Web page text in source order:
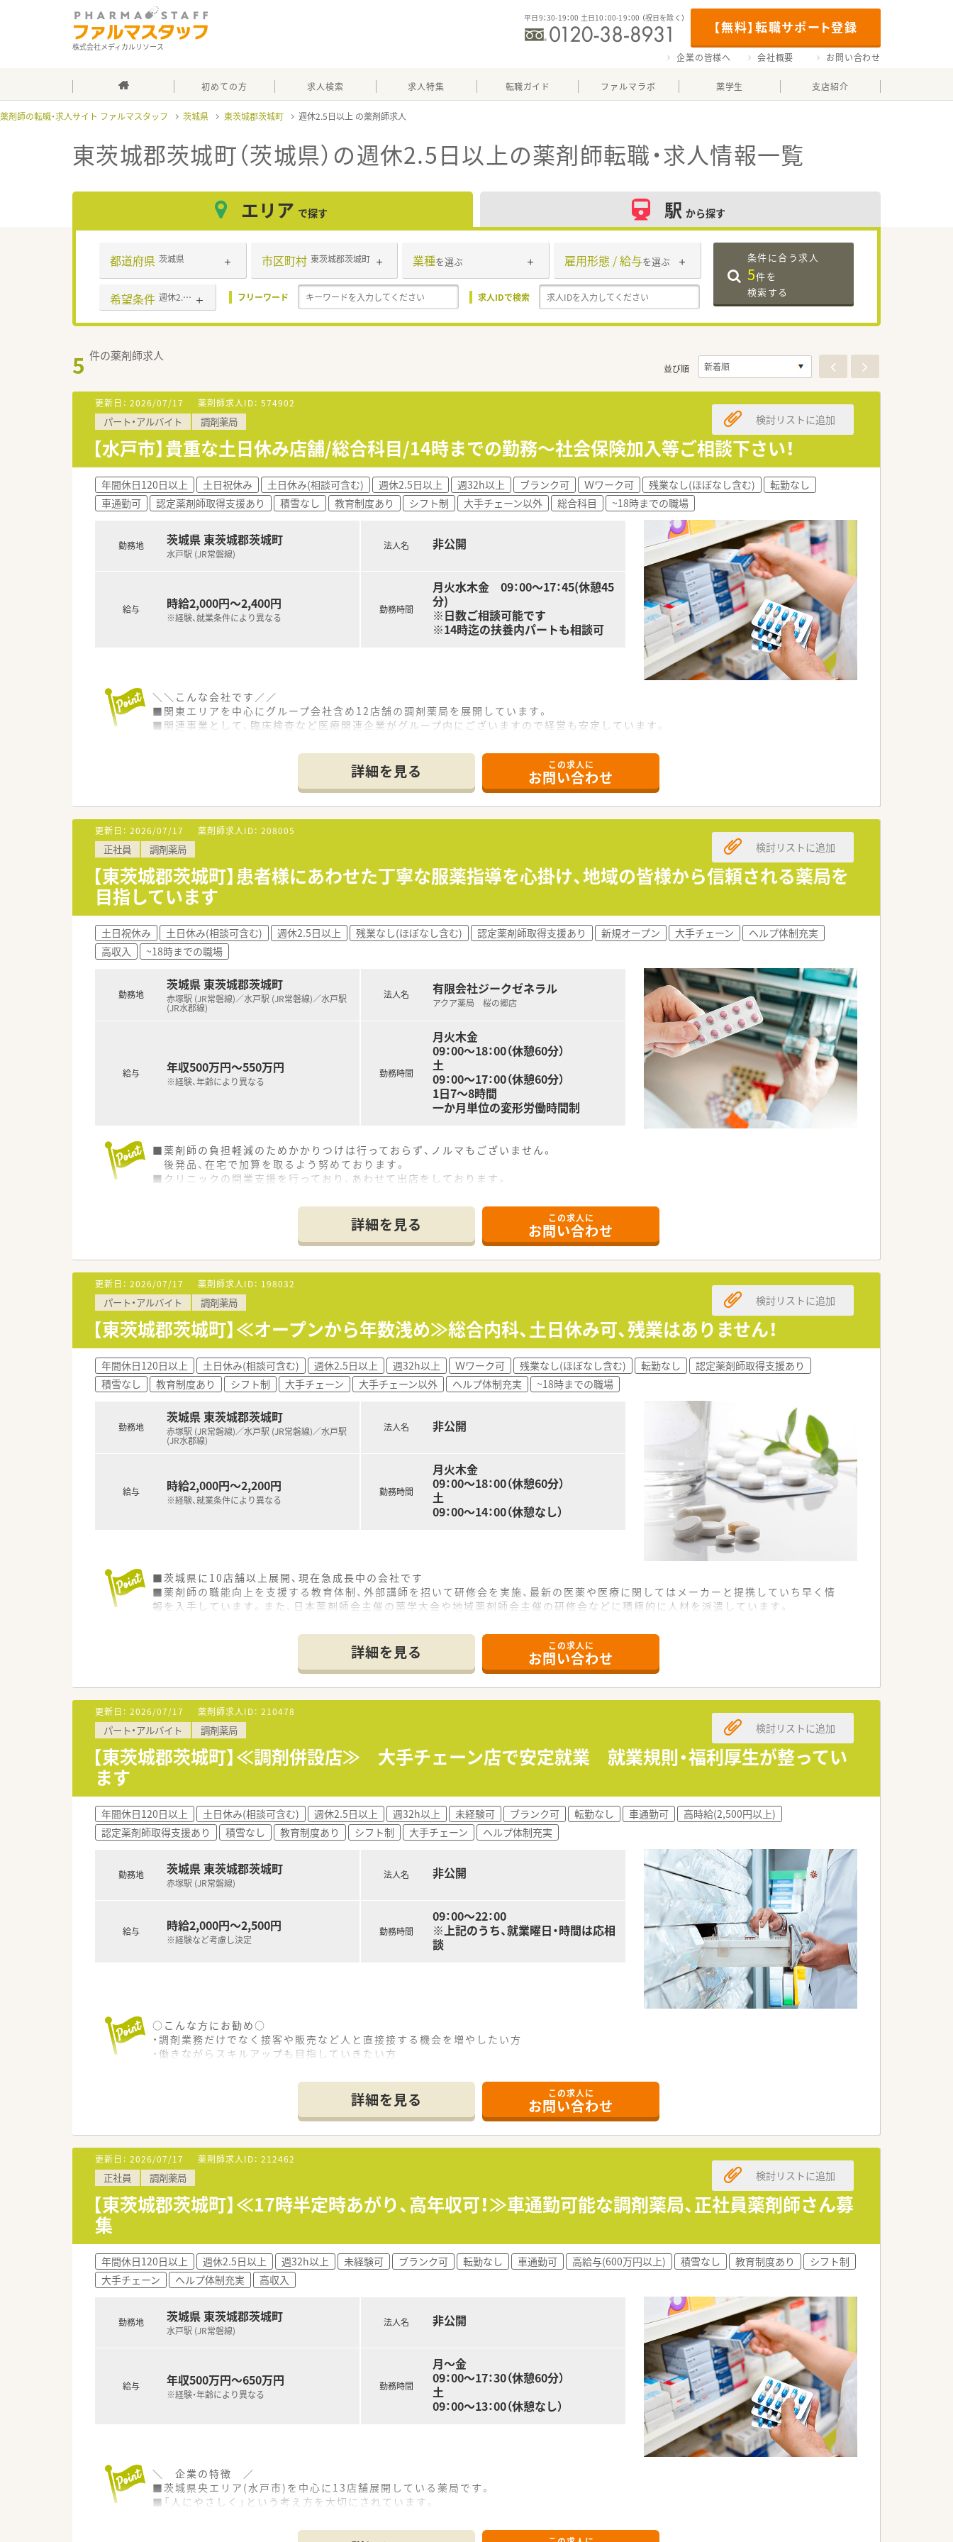
株式会社メディカルリソース
【無料】転職サポート登録
平日9：30-19：00 土日10：00-19：00 （祝日を除く）
企業の皆様へ 会社概要 お問い合わせ
初めての方 求人検索 求人特集 転職ガイド ファルマラボ 薬学生 支店紹介
薬剤師の転職・求人サイト ファルマスタッフ 茨城県 東茨城郡茨城町 週休2.5日以上
東茨城郡茨城町（茨城県）の週休2.5日以上の薬剤師転職・求人情報一覧
エリア で探す 駅 から探す
都道府県 茨城県 市区町村 東茨城郡茨城町 業種を選ぶ 雇用形態 / 給与を選ぶ
希望条件 週休2.5日以上 フリーワード 求人IDで検索
条件に合う求人
5件を
検索する
5 件の薬剤師求人
並び順
更新日： 2026/07/17 薬剤師求人ID： 574902
パート・アルバイト 調剤薬局
【水戸市】貴重な土日休み店舗/総合科目/14時までの勤務～社会保険加入等ご相談下さい！
検討リストに追加
年間休日120日以上 土日祝休み 土日休み(相談可含む) 週休2.5日以上 週32h以上 ブランク可 Ｗワーク可 残業なし(ほぼなし含む)
転勤なし
車通勤可
認定薬剤師取得支援あり 積雪なし 教育制度あり シフト制 大手チェーン以外 総合科目 ~18時までの職場
勤務地 茨城県 東茨城郡茨城町
水戸駅 (JR常磐線)
給与 時給2,000円～2,400円
※経験、就業条件により異なる
法人名 非公開
勤務時間
月火水木金 09：00～17：45(休憩45
分)
※日数ご相談可能です
※14時迄の扶養内パートも相談可
＼＼こんな会社です／／
■関東エリアを中心にグループ会社含め12店舗の調剤薬局を展開しています。
■関連事業として、臨床検査など医療関連企業がグループ内にございますので経営も安定しています。
■患者様から、身近な薬局として親しまれるような存在を目指しています。
■各種手当・研修制度が充実しているためご経験に不安がある方もご安心ください。
■水戸駅より車で20分程のアクセス
■駐車場も完備で車通勤可能
■近くの医療センターの処方箋メイン、ほぼ全科取り扱いがあります。
■様々な処方箋に対応するために2000～3000品目常備しています。
■処方枚数は平均100枚～150枚/日
■薬剤師は6名前後で対応しております。
■薬局では非常に珍しい土日休み
＼＼こんな方にオススメ／／
■専門性の高い処方内容に興味がある方
■残業なく、定時早めに上がりたい方
■異動はなく腰を据えて働きたい方
■子育てに理解のある会社を希望したい方
詳細を見る この求人に
お問い合わせ
更新日： 2026/07/17 薬剤師求人ID： 208005
正社員 調剤薬局
【東茨城郡茨城町】患者様にあわせた丁寧な服薬指導を心掛け、地域の皆様から信頼される薬局を
目指しています
検討リストに追加
土日祝休み 土日休み(相談可含む) 週休2.5日以上 残業なし(ほぼなし含む) 認定薬剤師取得支援あり 新規オープン 大手チェーン
ヘルプ体制充実
高収入
~18時までの職場
勤務地
茨城県 東茨城郡茨城町
赤塚駅 (JR常磐線)／水戸駅 (JR常磐線)／水戸駅
(JR水郡線)
給与 年収500万円～550万円
※経験、年齢により異なる
法人名 有限会社ジークゼネラル
アクア薬局 桜の郷店
勤務時間
月火木金
09：00～18：00（休憩60分）
土
09：00～17：00（休憩60分）
1日7～8時間
一か月単位の変形労働時間制
■薬剤師の負担軽減のためかかりつけは行っておらず、ノルマもございません。
後発品、在宅で加算を取るよう努めております。
■クリニックの開業支援を行っており、あわせて出店をしております。
■離職率も低く10年以上勤務している方も多数いらっしゃいます
■毎年数名づつ新卒採用も行っており、若手からベテラン層まで幅広い世代の方が活
詳細を見る この求人に
お問い合わせ
更新日： 2026/07/17 薬剤師求人ID： 198032
パート・アルバイト 調剤薬局
【東茨城郡茨城町】≪オープンから年数浅め≫総合内科、土日休み可、残業はありません！
検討リストに追加
年間休日120日以上 土日休み(相談可含む) 週休2.5日以上 週32h以上 Ｗワーク可 残業なし(ほぼなし含む) 転勤なし
認定薬剤師取得支援あり
積雪なし
教育制度あり シフト制 大手チェーン 大手チェーン以外 ヘルプ体制充実 ~18時までの職場
勤務地
茨城県 東茨城郡茨城町
赤塚駅 (JR常磐線)／水戸駅 (JR常磐線)／水戸駅
(JR水郡線)
給与 時給2,000円～2,200円
※経験、就業条件により異なる
法人名 非公開
勤務時間
月火木金
09：00～18：00（休憩60分）
土
09：00～14：00（休憩なし）
■茨城県に10店舗以上展開、現在急成長中の会社です
■薬剤師の職能向上を支援する教育体制、外部講師を招いて研修会を実施、最新の医薬や医療に関してはメーカーと提携していち早く情
報を入手しています。また、日本薬剤師会主催の薬学大会や地域薬剤師会主催の研修会などに積極的に人材を派遣しています。
だから出来る患者さまとの身近で温かい関係を築くことができます
詳細を見る この求人に
お問い合わせ
更新日： 2026/07/17 薬剤師求人ID： 210478
パート・アルバイト 調剤薬局
【東茨城郡茨城町】≪調剤併設店≫ 大手チェーン店で安定就業 就業規則・福利厚生が整ってい
ます
検討リストに追加
年間休日120日以上 土日休み(相談可含む) 週休2.5日以上 週32h以上 未経験可 ブランク可 転勤なし 車通勤可
高時給(2,500円以上)
認定薬剤師取得支援あり
積雪なし 教育制度あり シフト制 大手チェーン ヘルプ体制充実
勤務地 茨城県 東茨城郡茨城町
赤塚駅 (JR常磐線)
給与 時給2,000円～2,500円
※経験など考慮し決定
法人名 非公開
勤務時間
09：00～22：00
※上記のうち、就業曜日・時間は応相
談
○こんな方にお勧め○
・調剤業務だけでなく接客や販売など人と直接接する機会を増やしたい方
・働きながらスキルアップも目指していきたい方
詳細を見る この求人に
お問い合わせ
更新日： 2026/07/17 薬剤師求人ID： 212462
正社員 調剤薬局
【東茨城郡茨城町】≪17時半定時あがり、高年収可！≫車通勤可能な調剤薬局、正社員薬剤師さん募
集
検討リストに追加
年間休日120日以上 週休2.5日以上 週32h以上 未経験可 ブランク可 転勤なし 車通勤可 高給与(600万円以上) 積雪なし 教育制度あり
シフト制
大手チェーン
ヘルプ体制充実 高収入
勤務地 茨城県 東茨城郡茨城町
水戸駅 (JR常磐線)
給与 年収500万円～650万円
※経験・年齢により異なる
法人名 非公開
勤務時間
月～金
09：00～17：30（休憩60分）
土
09：00～13：00（休憩なし）
＼ 企業の特徴 ／
■茨城県央エリア(水戸市)を中心に13店舗展開している薬局です。
■「人にやさしく」という考え方を大切にされています。
組織全体でその目標に向かって動いています。